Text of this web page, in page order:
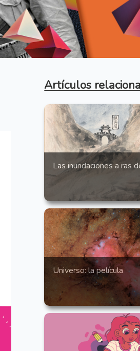
Artículos
Las inundaciones a ras
Universo: la película